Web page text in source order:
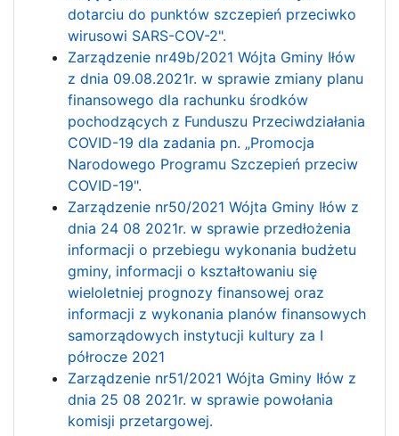
dotarciu do punktów szczepień przeciwko
wirusowi SARS-COV-2".
Zarządzenie nr49b/2021 Wójta Gminy Iłów
z dnia 09.08.2021r. w sprawie zmiany planu
finansowego dla rachunku środków
pochodzących z Funduszu Przeciwdziałania
COVID-19 dla zadania pn. „Promocja
Narodowego Programu Szczepień przeciw
COVID-19".
Zarządzenie nr50/2021 Wójta Gminy Iłów z
dnia 24 08 2021r. w sprawie przedłożenia
informacji o przebiegu wykonania budżetu
gminy, informacji o kształtowaniu się
wieloletniej prognozy finansowej oraz
informacji z wykonania planów finansowych
samorządowych instytucji kultury za I
półrocze 2021
Zarządzenie nr51/2021 Wójta Gminy Iłów z
dnia 25 08 2021r. w sprawie powołania
komisji przetargowej.